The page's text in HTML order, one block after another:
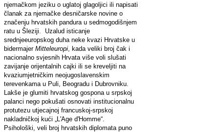
njemačkom jeziku o uglatoj glagoljici ili napisati
članak za njemačke desničarske novine o
značenju hrvatskih pandura u sedmogodišnjem
ratu u Šleziji. Uzalud isticanje
srednjeeuropskog duha neke kvazi Hrvatske u
bidermajer Mitteleuropi , kada veliki broj čak i
nacionalno svjesnih Hrvata više voli slušati
zavijanje orijentalnih cajki ili se kreveljiti na
kvaziumjetničkim neojugoslavenskim
terevenkama u Puli, Beogradu i Dubrovniku.
Lakše je glumiti hrvatskog gospona u srpskoj
palanci nego pokušati osnovati institucionalnu
protutezu utjecajnoj francuskoj-srpskoj
nakladničkoj kući „L'Age d'Homme“.
Psihološki, veli broj hrvatskih diplomata puno